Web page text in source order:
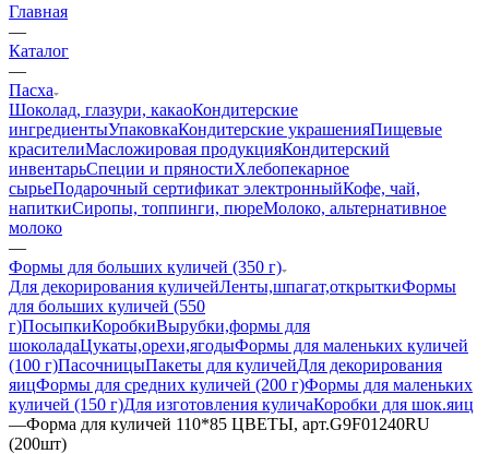
Главная
—
Каталог
—
Пасха
Шоколад, глазури, какаоКондитерские
ингредиентыУпаковкаКондитерские украшенияПищевые
красителиМасложировая продукцияКондитерский
инвентарьСпеции и пряностиХлебопекарное
сырьеПодарочный сертификат электронныйКофе, чай,
напиткиСиропы, топпинги, пюреМолоко, альтернативное
молоко
—
Формы для больших куличей (350 г)
Для декорирования куличейЛенты,шпагат,открыткиФормы
для больших куличей (550
г)ПосыпкиКоробкиВырубки,формы для
шоколадаЦукаты,орехи,ягодыФормы для маленьких куличей
(100 г)ПасочницыПакеты для куличейДля декорирования
яицФормы для средних куличей (200 г)Формы для маленьких
куличей (150 г)Для изготовления куличаКоробки для шок.яиц
—Форма для куличей 110*85 ЦВЕТЫ, арт.G9F01240RU
(200шт)